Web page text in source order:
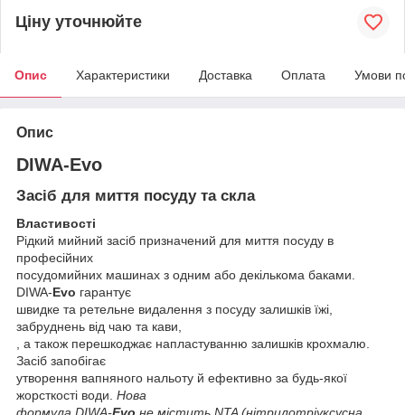
Ціну уточнюйте
Опис Характеристики Доставка Оплата Умови
Опис
DIWA-Evo
Засіб для миття посуду та скла
Властивості
Рідкий мийний засіб призначений для миття посуду в
професійних
посудомийних машинах з одним або декількома баками.
DIWA-Evo гарантує
швидке та ретельне видалення з посуду залишків їжі,
забруднень від чаю та кави,
, а також перешкоджає напластуванню залишків крохмалю.
Засіб запобігає
утворення вапняного нальоту й ефективно за будь-якої
жорсткості води. Нова